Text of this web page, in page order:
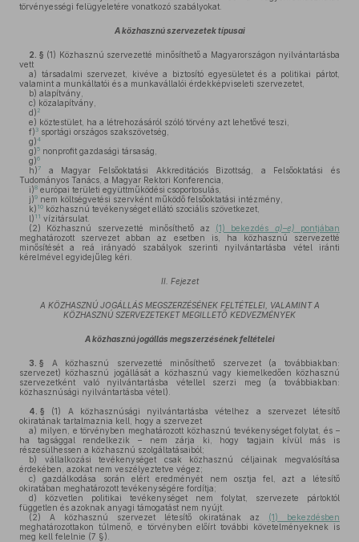
törvényességi felügyeletére vonatkozó szabályokat.
A közhasznú szervezetek típusai
2. § (1) Közhasznú szervezetté minősíthető a Magyarországon nyilvántartásba
vett
a) társadalmi szervezet, kivéve a biztosító egyesületet és a politikai pártot,
valamint a munkáltatói és a munkavállalói érdekképviseleti szervezetet,
b) alapítvány,
c) közalapítvány,
d) 2
e) köztestület, ha a létrehozásáról szóló törvény azt lehetővé teszi,
f) 3 sportági országos szakszövetség,
g)4
g)5 nonprofit gazdasági társaság,
g)6
h)7
a Magyar Felsőoktatási Akkreditációs Bizottság, a Felsőoktatási és
Tudományos Tanács, a Magyar Rektori Konferencia,
i)8 európai területi együttműködési csoportosulás,
j)9 nem költségvetési szervként működő felsőoktatási intézmény,
k) 10 közhasznú tevékenységet ellátó szociális szövetkezet,
l) 11 vízitársulat.
(2) Közhasznú szervezetté minősíthető az (1) bekezdés a)–e) pontjában
meghatározott szervezet abban az esetben is, ha közhasznú szervezetté
minősítését a reá irányadó szabályok szerinti nyilvántartásba vétel iránti
kérelmével egyidejűleg kéri.
II. Fejezet
A KÖZHASZNÚ JOGÁLLÁS MEGSZERZÉSÉNEK FELTÉTELEI, VALAMINT A
KÖZHASZNÚ SZERVEZETEKET MEGILLETŐ KEDVEZMÉNYEK
A közhasznú jogállás megszerzésének feltételei
3. § A közhasznú szervezetté minősíthető szervezet (a továbbiakban:
szervezet) közhasznú jogállását a közhasznú vagy kiemelkedően közhasznú
szervezetként való nyilvántartásba vétellel szerzi meg (a továbbiakban:
közhasznúsági nyilvántartásba vétel).
4. § (1)
A közhasznúsági nyilvántartásba vételhez a szervezet létesítő
okiratának tartalmaznia kell, hogy a szervezet
a) milyen, e törvényben meghatározott közhasznú tevékenységet folytat, és –
ha tagsággal rendelkezik – nem zárja ki, hogy tagjain kívül más is
részesülhessen a közhasznú szolgáltatásaiból;
b) vállalkozási tevékenységet csak közhasznú céljainak megvalósítása
érdekében, azokat nem veszélyeztetve végez;
c) gazdálkodása során elért eredményét nem osztja fel, azt a létesítő
okiratában meghatározott tevékenységére fordítja;
d) közvetlen politikai tevékenységet nem folytat, szervezete pártoktól
független és azoknak anyagi támogatást nem nyújt.
(2) A közhasznú szervezet létesítő okiratának az (1) bekezdésben
meghatározottakon túlmenő, e törvényben előírt további követelményeknek is
meg kell felelnie (7 §).